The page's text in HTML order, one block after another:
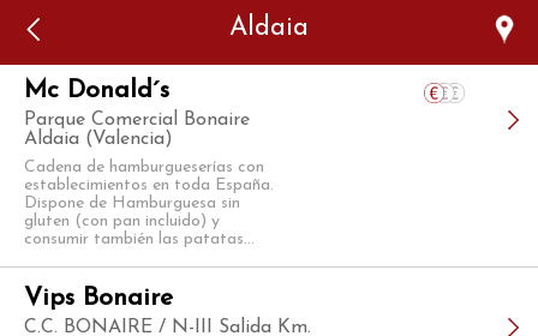
Aldaia
Mc Donald´s
Parque Comercial Bonaire
Aldaia (Valencia)
Cadena de hamburgueserías con
establecimientos en toda España.
Dispone de Hamburguesa sin
gluten (con pan incluido) y
consumir también las patatas...
Vips Bonaire
C.C. BONAIRE / N-III Salida Km.
Error: The domain WWW.VIAJARSINGLUTEN.COM is not
authorized to show the cookie declaration for domain group
ID 546ddaab-b478-4440-aa8a-3b0205284212. Please add it to
the domain group in the Cookiebot Manager to authorize
the domain.